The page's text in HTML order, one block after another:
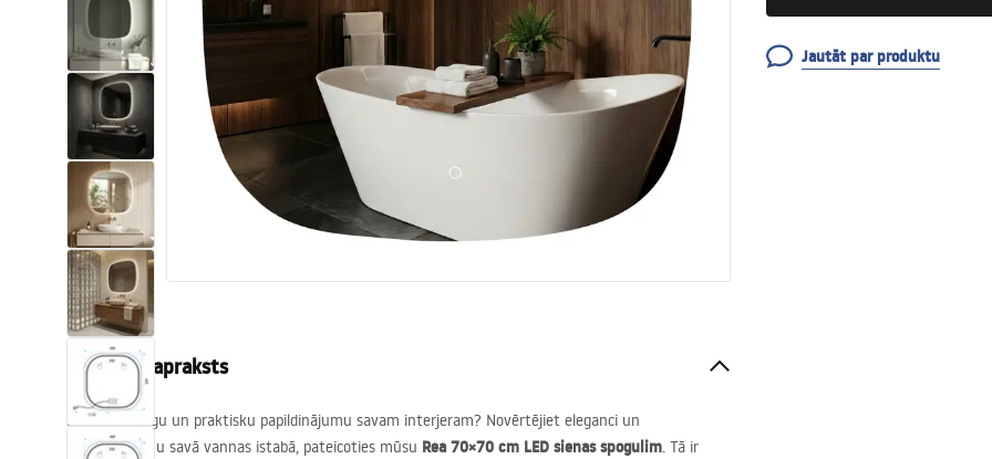
Izlietnes
Vannas un ekrāni
Vannas istabas jaucējkrāni
Vannas istabas dušas
Virtuve
Vannas istabas piederumi
Jautāt par produktu
Produkta apraksts
Meklējat stilīgu un praktisku papildinājumu savam interjeram? Novērtējiet eleganci un
mūsdienīgumu savā vannas istabā, pateicoties mūsu Rea 70×70 cm LED sienas spogulim. Tā ir